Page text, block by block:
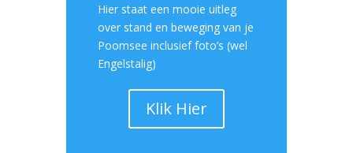
Hier staat een mooie uitleg
over stand en beweging van je
Poomsee inclusief foto’s (wel
Engelstalig)
Klik Hier